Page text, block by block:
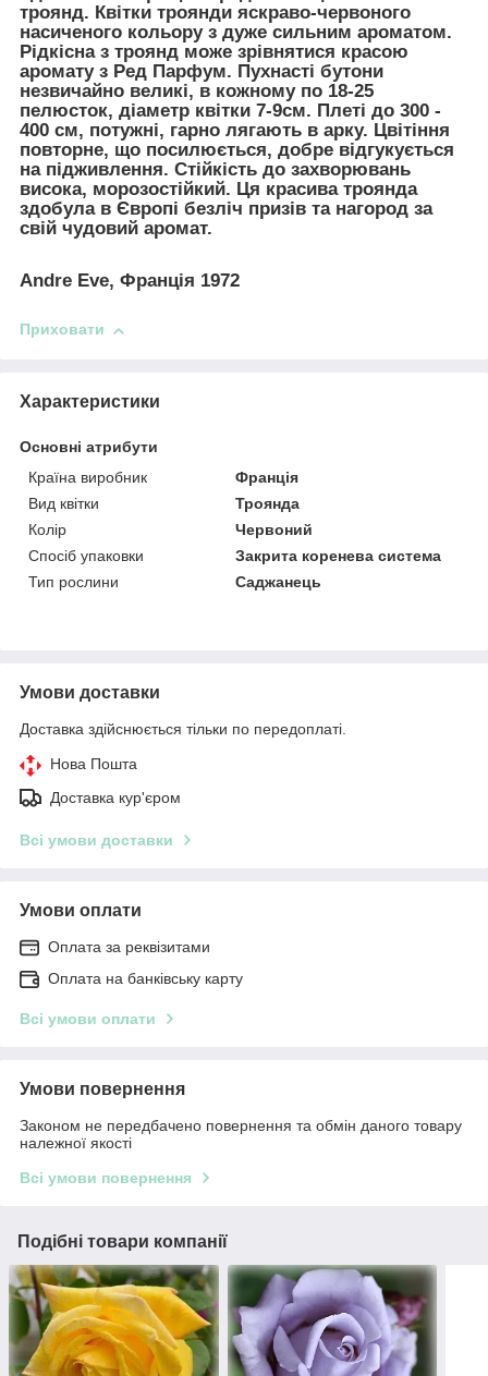
троянд. Квітки троянди яскраво-червоного
насиченого кольору з дуже сильним ароматом.
Рідкісна з троянд може зрівнятися красою
аромату з Ред Парфум. Пухнасті бутони
незвичайно великі, в кожному по 18-25
пелюсток, діаметр квітки 7-9см. Плеті до 300 -
400 см, потужні, гарно лягають в арку. Цвітіння
повторне, що посилюється, добре відгукується
на підживлення. Стійкість до захворювань
висока, морозостійкий. Ця красива троянда
здобула в Європі безліч призів та нагород за
свій чудовий аромат.
Andrе Eve, Франція 1972
Приховати
Характеристики
Основні атрибути
Країна виробник
Франція
Вид квітки
Троянда
Колір
Червоний
Спосіб упаковки
Закрита коренева система
Тип рослини
Саджанець
Умови доставки
Доставка здійснюється тільки по передоплаті.
Нова Пошта
Доставка кур'єром
Всі умови доставки
Умови оплати
Оплата за реквізитами
Оплата на банківську карту
Всі умови оплати
Умови повернення
Законом не передбачено повернення та обмін даного товару
належної якості
Всі умови повернення
Подібні товари компанії